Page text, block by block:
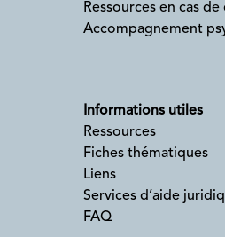
Ressources en cas
Accompagnement
Informations utiles
Ressources
Fiches thématiques
Liens
Services d’aide
FAQ